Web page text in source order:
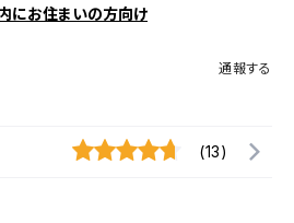
にお住まいの方向け
通報する
(13)